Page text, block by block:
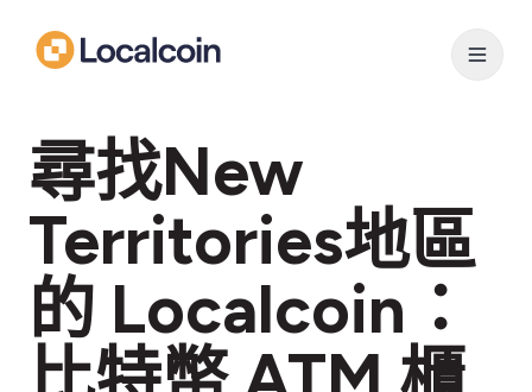
尋找New
Territories地區
的 Localcoin：